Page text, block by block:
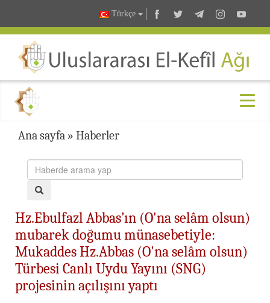
Türkçe
Ana sayfa » Haberler
Hz.Ebulfazl Abbas’ın (O'na selâm olsun)
mubarek doğumu münasebetiyle:
Mukaddes Hz.Abbas (O'na selâm olsun)
Türbesi Canlı Uydu Yayını (SNG)
projesinin açılışını yaptı